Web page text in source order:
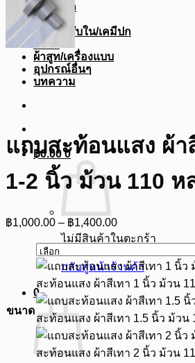
หน้าหลัก
ผ้าสีพื้น
ผ้ากาว/ซับใน/เคมีปก
ผ้าดิบ
ผ้าสูท/เครื่องแบบ
อุปกรณ์อื่นๆ
บทความ
฿0.00 0
ไม่มีสินค้าในตะกร้า
กลับสู่หน้าร้านค้า
0
แถบสะท้อนแสง ผ้า
1-2 นิ้ว ม้วน 110 ห
฿1,000.00 – ฿1,400.00Price
range:
฿1,000.00
through
฿1,400.00
ขนาด
สะท้อนแสง ผ้าสีเทา 1 นิ้ว ม้วน
สะท้อนแสง ผ้าสีเทา 1.5 นิ้ว ม้วน
สะท้อนแสง ผ้าสีเทา 2 นิ้ว ม้วน